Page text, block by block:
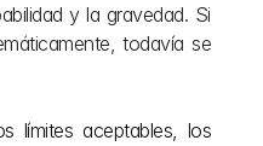
y la gravedad. Si
todavía se
límites aceptables, los